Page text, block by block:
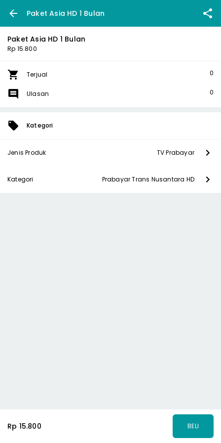
Paket Asia HD 1 Bulan
Paket Asia HD 1 Bulan
Rp 15.800
Terjual 0
Ulasan 0
Kategori
Jenis Produk TV Prabayar
Kategori Prabayar Trans Nusantara HD
Rp 15.800 BELI